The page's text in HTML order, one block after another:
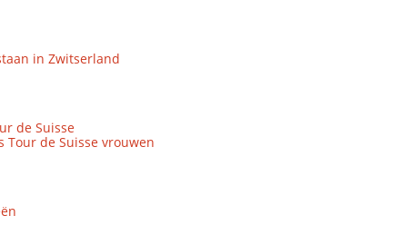
in Zwitserland
de Suisse
de Suisse vrouwen